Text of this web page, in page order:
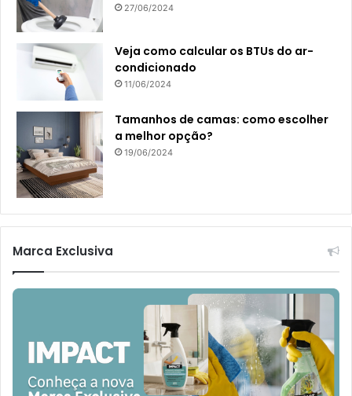
27/06/2024
Veja como calcular os BTUs do ar-
condicionado
11/06/2024
Tamanhos de camas: como escolher
a melhor opção?
19/06/2024
Marca Exclusiva